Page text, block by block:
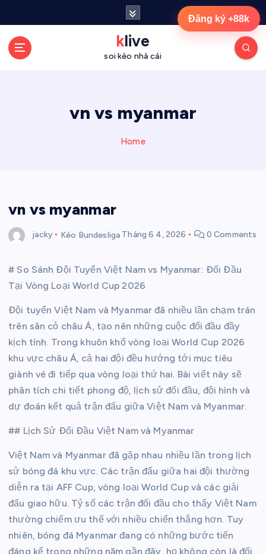
klive
soi kèo nhà cái
vn vs myanmar
Home
vn vs myanmar
jacky Kèo Bundesliga Tháng 6 4, 2026 0 Comments
# So Sánh Đội Tuyển Việt Nam vs Myanmar: Đối Đầu
Tại Vòng Loại World Cup 2026
Đội tuyển Việt Nam và Myanmar đã nhiều lần chạm trán
trên sân cỏ châu Á, tạo nên những cuộc đối đầu đầy
kịch tính. Trong khuôn khổ vòng loại World Cup 2026
khu vực châu Á, cả hai đội đều hướng tới mục tiêu
giành vé đi tiếp qua vòng loại thứ hai. Bài viết này sẽ
phân tích chi tiết phong độ, lịch sử đối đầu, đội hình và
dự đoán kết quả trận đấu giữa Việt Nam và Myanmar.
## Lịch Sử Đối Đầu Việt Nam và Myanmar
Việt Nam và Myanmar đã gặp nhau nhiều lần trong lịch
sử bóng đá khu vực. Các trận đấu giữa hai đội thường
diễn ra tại AFF Cup, vòng loại World Cup và các giải
đấu giao hữu. Tỷ số các trận đối đầu cho thấy Việt Nam
thường chiếm ưu thế với nhiều chiến thắng hơn. Tuy
nhiên, bóng đá Myanmar đang có những bước tiến
đáng kể trong những năm gần đây, họ không còn là đối
Đăng ký +88k